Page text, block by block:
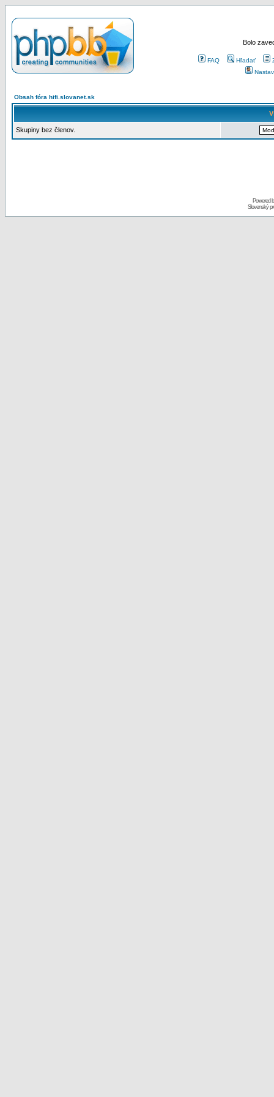
Bolo
FAQ Hľadať
Obsah fóra hifi.slovanet.sk
Skupiny bez členov.
Powered
Slovenský